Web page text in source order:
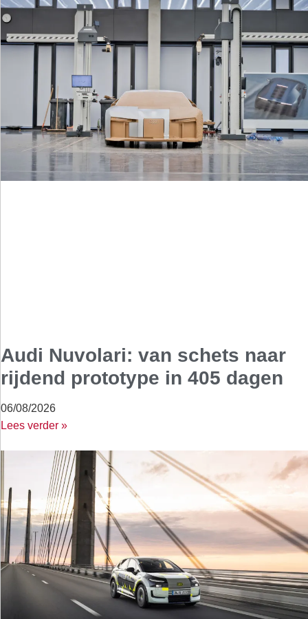
Audi Nuvolari: van schets naar
rijdend prototype in 405 dagen
06/08/2026
Lees verder »